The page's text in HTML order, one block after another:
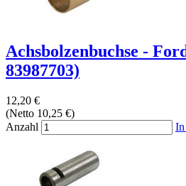
Achsbolzenbuchse -
83987703)
12,20 €
(Netto 10,25 €)
Anzahl
In